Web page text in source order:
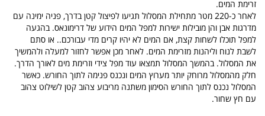
זרימת המים.
לאחר כ-220 מטר מתחילת המסלול תגיעו לפיצול קטן בדרך, פניה ימינה עם
מדרגות אבן והן מובילות ישירות למפל המים הידוע של דרימונאס. בהגעה
למפל תוכלו לשחות קצת, אם המים לא יהיו קרים מדי עבורכם.. או סתם
לשבת לנוח וליהנות מזרימת המים. לאחר מכן אפשר לחזור למעלה ולהמשיך
את המסלול. בהמשך המסלול תמצאו עוד מפל צידי וזרימת מים לאורך הדרך.
חלק מהמסלול מרוחק יותר מערוץ המים ונכנס פנימה לתוך החורש. כאשר
המסלול נכנס לתוך החורש הסימון משתנה מריבוע צהוב קטן לשילוט צהוב
עם חץ שחור.